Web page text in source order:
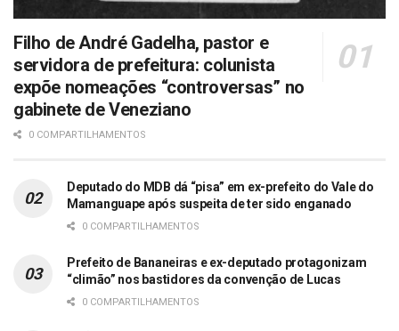
Filho de André Gadelha, pastor e
servidora de prefeitura: colunista
expõe nomeações “controversas” no
gabinete de Veneziano
0 COMPARTILHAMENTOS
Deputado do MDB dá “pisa” em ex-prefeito do Vale do
Mamanguape após suspeita de ter sido enganado
0 COMPARTILHAMENTOS
Prefeito de Bananeiras e ex-deputado protagonizam
“climão” nos bastidores da convenção de Lucas
0 COMPARTILHAMENTOS